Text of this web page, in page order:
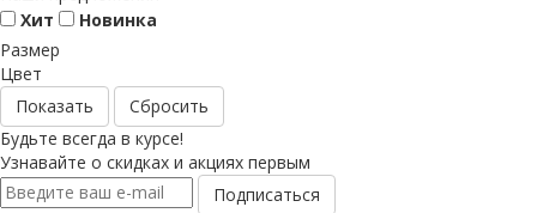
Хит
Новинка
Размер
Цвет
Сбросить
Будьте всегда в курсе!
Узнавайте о скидках и акциях первым